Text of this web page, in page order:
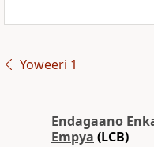
Yoweeri 1
Endagaano
Empya (LCB)